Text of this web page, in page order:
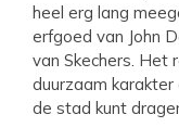
heel erg lang
erfgoed van John
van Skechers. Het
duurzaam karakter
de stad kunt